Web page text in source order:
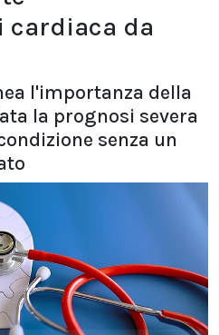
cardiaca da
l'importanza della
la prognosi severa
senza un